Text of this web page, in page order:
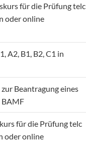
für die Prüfung telc
oder online
A2, B1, B2, C1 in
Beantragung eines
BAMF
für die Prüfung telc
oder online